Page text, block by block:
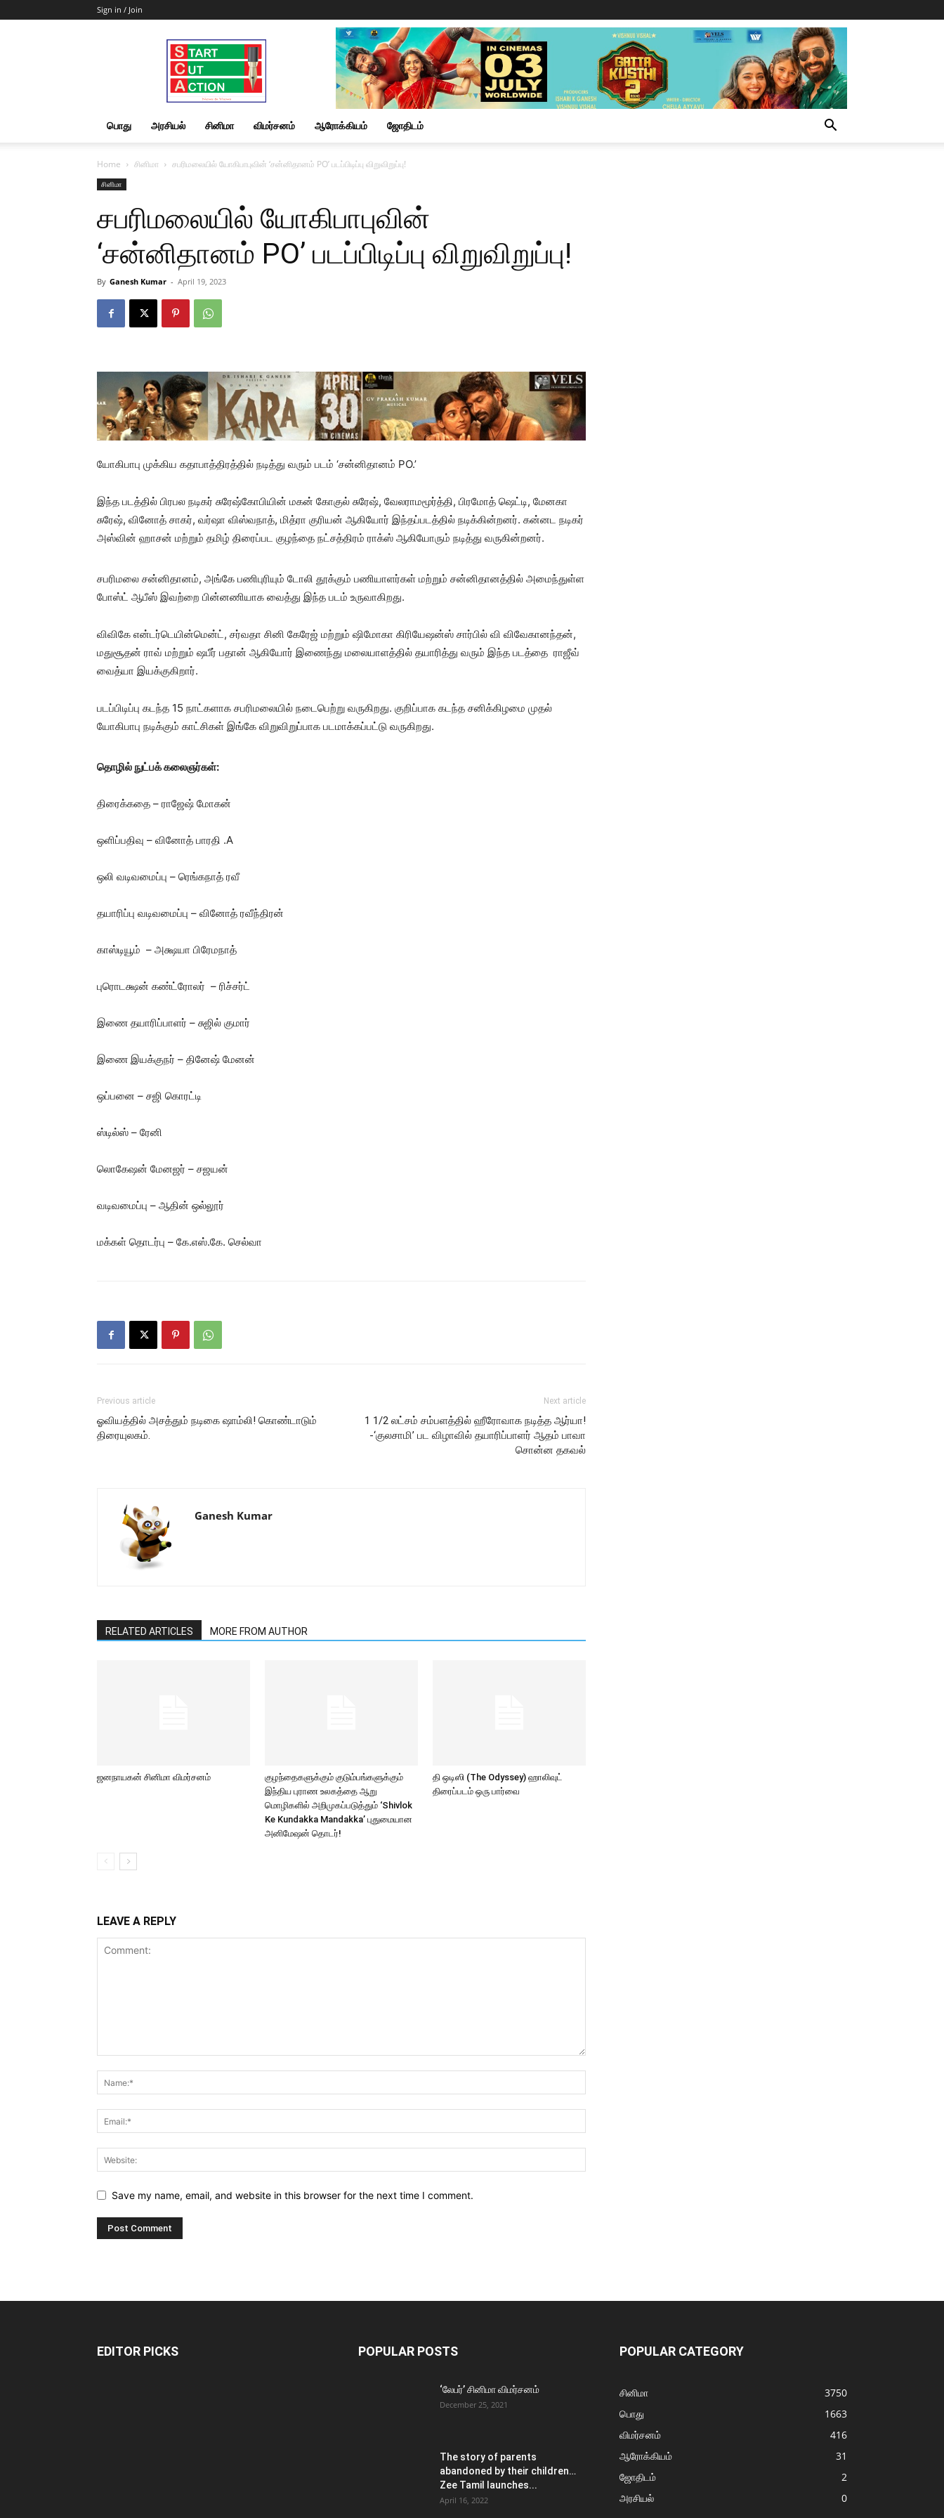
Sign in / Join
Start
Cut
Action
|
News
&
பொது அரசியல் சினிமா விமர்சனம் ஆரோக்கியம் ஜோதிடம்
Home சினிமா சபரிமலையில் யோகிபாபுவின் ‘சன்னிதானம் PO’ படப்பிடிப்பு விறுவிறுப்பு!
சினிமா
சபரிமலையில் யோகிபாபுவின்
‘சன்னிதானம் PO’ படப்பிடிப்பு விறுவிறுப்பு!
By Ganesh Kumar - April 19, 2023
யோகிபாபு முக்கிய கதாபாத்திரத்தில் நடித்து வரும் படம் ‘சன்னிதானம் PO.’
இந்த படத்தில் பிரபல நடிகர் சுரேஷ்கோபியின் மகன் கோகுல் சுரேஷ், வேலராமமூர்த்தி, பிரமோத் ஷெட்டி, மேனகா
சுரேஷ், வினோத் சாகர், வர்ஷா விஸ்வநாத், மித்ரா குரியன் ஆகியோர் இந்தப்படத்தில் நடிக்கின்றனர். கன்னட நடிகர்
அஸ்வின் ஹாசன் மற்றும் தமிழ் திரைப்பட குழந்தை நட்சத்திரம் ராக்ஸ் ஆகியோரும் நடித்து வருகின்றனர்.
சபரிமலை சன்னிதானம், அங்கே பணிபுரியும் டோலி தூக்கும் பணியாளர்கள் மற்றும் சன்னிதானத்தில் அமைந்துள்ள
போஸ்ட் ஆபீஸ் இவற்றை பின்னணியாக வைத்து இந்த படம் உருவாகிறது.
விவிகே என்டர்டெயின்மென்ட், சர்வதா சினி கேரேஜ் மற்றும் ஷிமோகா கிரியேஷன்ஸ் சார்பில் வி விவேகானந்தன்,
மதுசூதன் ராவ் மற்றும் ஷபீர் பதான் ஆகியோர் இணைந்து மலையாளத்தில் தயாரித்து வரும் இந்த படத்தை ராஜீவ்
வைத்யா இயக்குகிறார்.
படப்பிடிப்பு கடந்த 15 நாட்களாக சபரிமலையில் நடைபெற்று வருகிறது. குறிப்பாக கடந்த சனிக்கிழமை முதல்
யோகிபாபு நடிக்கும் காட்சிகள் இங்கே விறுவிறுப்பாக படமாக்கப்பட்டு வருகிறது.
தொழில் நுட்பக் கலைஞர்கள்:
திரைக்கதை – ராஜேஷ் மோகன்
ஒளிப்பதிவு – வினோத் பாரதி .A
ஒலி வடிவமைப்பு – ரெங்கநாத் ரவீ
தயாரிப்பு வடிவமைப்பு – வினோத் ரவீந்திரன்
காஸ்டியூம் – அக்ஷயா பிரேமநாத்
புரொடக்ஷன் கண்ட்ரோலர் – ரிச்சர்ட்
இணை தயாரிப்பாளர் – சுஜில் குமார்
இணை இயக்குநர் – தினேஷ் மேனன்
ஒப்பனை – சஜி கொரட்டி
ஸ்டில்ஸ் – ரேனி
லொகேஷன் மேனஜர் – சஜயன்
வடிவமைப்பு – ஆதின் ஒல்லூர்
மக்கள் தொடர்பு – கே.எஸ்.கே. செல்வா
Previous article
ஓவியத்தில் அசத்தும் நடிகை ஷாம்லி! கொண்டாடும்
திரையுலகம்.
Next article
1 1/2 லட்சம் சம்பளத்தில் ஹீரோவாக நடித்த ஆர்யா!
-‘குலசாமி’ பட விழாவில் தயாரிப்பாளர் ஆதம் பாவா
சொன்ன தகவல்
Ganesh Kumar
RELATED ARTICLES MORE FROM AUTHOR
ஜனநாயகன் சினிமா விமர்சனம்
குழந்தைகளுக்கும் குடும்பங்களுக்கும்
இந்திய புராண உலகத்தை ஆறு
மொழிகளில் அறிமுகப்படுத்தும் ‘Shivlok
Ke Kundakka Mandakka’ புதுமையான
அனிமேஷன் தொடர்!
தி ஒடிஸி (The Odyssey) ஹாலிவுட்
திரைப்படம் ஒரு பார்வை
LEAVE A REPLY
Save my name, email, and website in this browser for the next time I comment.
EDITOR PICKS POPULAR POSTS
‘லேபர்’ சினிமா விமர்சனம்
December 25, 2021
The story of parents
abandoned by their children…
Zee Tamil launches...
April 16, 2022
POPULAR CATEGORY
சினிமா
3750
பொது
1663
விமர்சனம்
416
ஆரோக்கியம்
31
ஜோதிடம்
2
அரசியல்
0